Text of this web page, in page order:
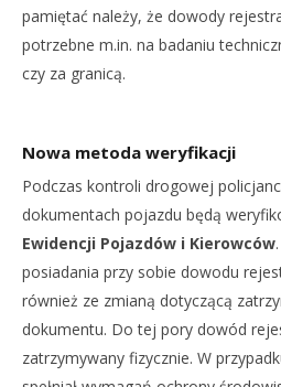
pamiętać należy, że dowody
potrzebne m.in. na badaniu
czy za granicą.
Nowa metoda weryfikacji
Podczas kontroli drogowej
dokumentach pojazdu będą
Ewidencji Pojazdów i Kierowców
posiadania przy sobie dowodu
również ze zmianą dotyczącą
dokumentu. Do tej pory dowód
zatrzymywany fizycznie. W